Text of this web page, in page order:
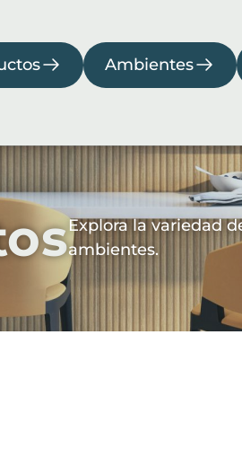
Ambientes
Fachada Habitación
Descargas
Colecciones
Colección
Explora la variedad
ambientes.